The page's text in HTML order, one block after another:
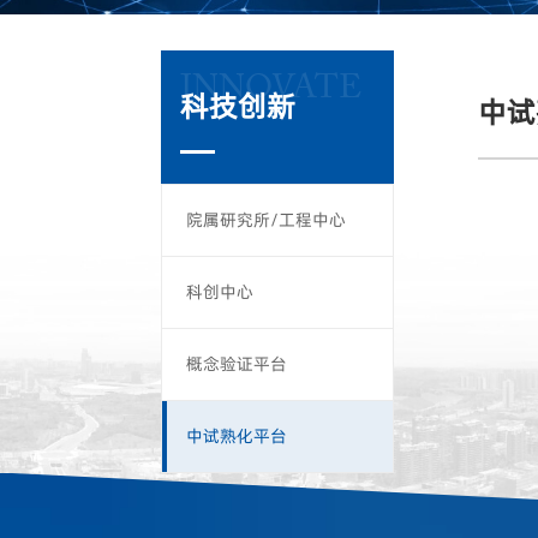
科技创新
INNOVATE
院属研究所/工程中心
科创中心
概念验证平台
中试熟化平台
中